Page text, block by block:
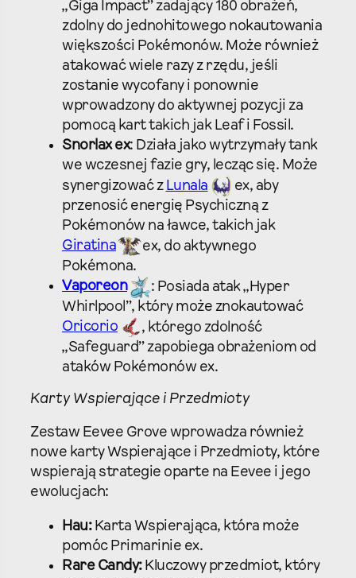
„Giga Impact” zadający 180 obrażeń,
zdolny do jednohitowego nokautowania
większości Pokémonów. Może również
atakować wiele razy z rzędu, jeśli
zostanie wycofany i ponownie
wprowadzony do aktywnej pozycji za
pomocą kart takich jak Leaf i Fossil.
Snorlax ex: Działa jako wytrzymały tank
we wczesnej fazie gry, lecząc się. Może
synergizować z Lunala
ex, aby
przenosić energię Psychiczną z
Pokémonów na ławce, takich jak
Giratina
ex, do aktywnego
Pokémona.
Vaporeon
: Posiada atak „Hyper
Whirlpool”, który może znokautować
Oricorio
, którego zdolność
„Safeguard” zapobiega obrażeniom od
ataków Pokémonów ex.
Karty Wspierające i Przedmioty
Zestaw Eevee Grove wprowadza również
nowe karty Wspierające i Przedmioty, które
wspierają strategie oparte na Eevee i jego
ewolucjach:
Hau:Karta Wspierająca, która może
pomóc Primarinie ex.
Rare Candy: Kluczowy przedmiot, który